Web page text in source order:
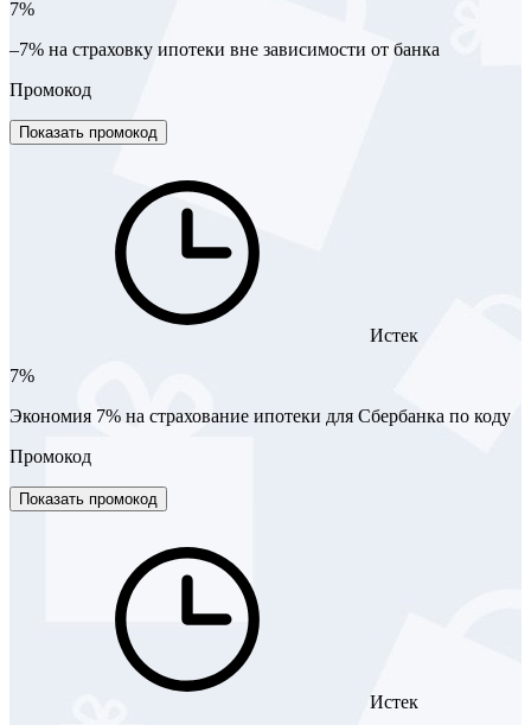
7%
–7% на страховку ипотеки вне зависимости от банка
Промокод
Показать промокод
Истек
7%
Экономия 7% на страхование ипотеки для Сбербанка по коду
Промокод
Показать промокод
Истек